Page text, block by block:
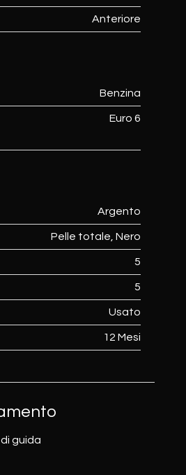
Anteriore
Benzina
Euro 6
Argento
Pelle totale, Nero
5
5
Usato
12 Mesi
guida